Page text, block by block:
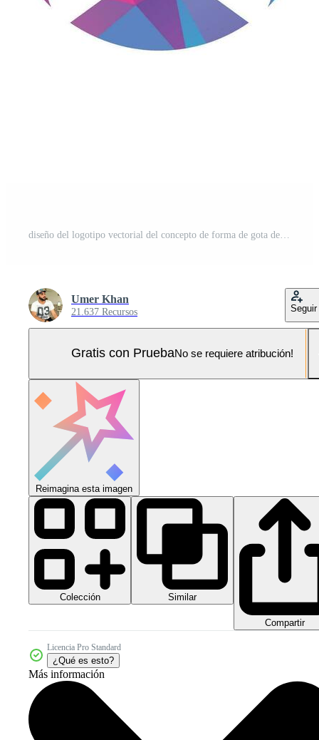
Umer Khan
21.637 Recursos Seguir
Gratis con PruebaNo se requiere atribución!
Reimagina esta imagen
Colección Similar
Compartir
Licencia Pro Standard
¿Qué es esto?
Más información